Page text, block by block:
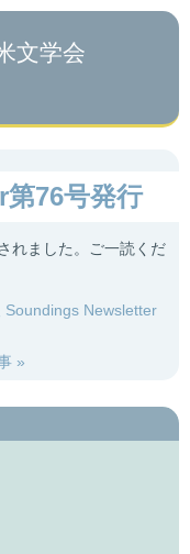
文学会
76号発行
れました。ご一読くだ
Soundings Newsletter
»